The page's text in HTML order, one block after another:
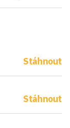
Stáhnout
Stáhnout